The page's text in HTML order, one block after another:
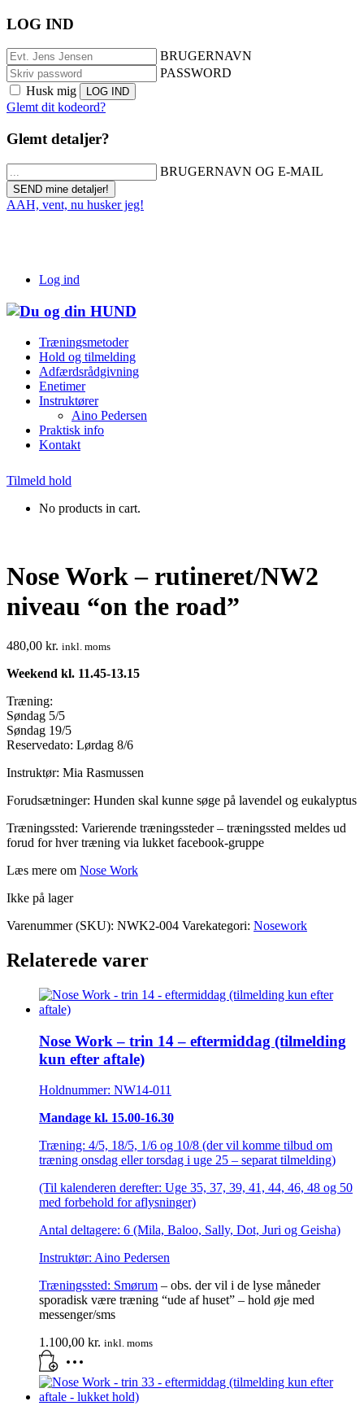
LOG IND
BRUGERNAVN
PASSWORD
Husk mig
Glemt dit kodeord?
Glemt detaljer?
BRUGERNAVN OG E-MAIL
AAH, vent, nu husker jeg!
Log ind
Træningsmetoder
Hold og tilmelding
Adfærdsrådgivning
Enetimer
Instruktører
Aino Pedersen
Praktisk info
Kontakt
Tilmeld hold
No products in cart.
Nose Work – rutineret/NW2
niveau “on the road”
480,00 kr. inkl. moms
Weekend kl. 11.45-13.15
Træning:
Søndag 5/5
Søndag 19/5
Reservedato: Lørdag 8/6
Instruktør: Mia Rasmussen
Forudsætninger: Hunden skal kunne søge på lavendel og eukalyptus
Træningssted: Varierende træningssteder – træningssted meldes ud
forud for hver træning via lukket facebook-gruppe
Læs mere om Nose Work
Ikke på lager
Varenummer (SKU): NWK2-004 Varekategori: Nosework
Relaterede varer
Nose Work – trin 14 – eftermiddag (tilmelding
kun efter aftale)
Holdnummer: NW14-011
Mandage kl. 15.00-16.30
Træning: 4/5, 18/5, 1/6 og 10/8 (der vil komme tilbud om
træning onsdag eller torsdag i uge 25 – separat tilmelding)
(Til kalenderen derefter: Uge 35, 37, 39, 41, 44, 46, 48 og 50
med forbehold for aflysninger)
Antal deltagere: 6 (Mila, Baloo, Sally, Dot, Juri og Geisha)
Instruktør: Aino Pedersen
Træningssted: Smørum – obs. der vil i de lyse måneder
sporadisk være træning “ude af huset” – hold øje med
messenger/sms
1.100,00 kr. inkl. moms